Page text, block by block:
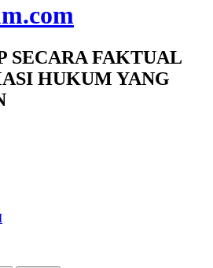
SECARA FAKTUAL
HUKUM YANG